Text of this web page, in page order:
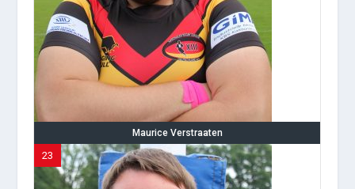
Maurice Verstraaten
23